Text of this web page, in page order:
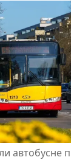
автобусне